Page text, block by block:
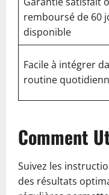
remboursé de 60
disponible
Facile à intégrer
routine
Comment
Suivez les
des résultats